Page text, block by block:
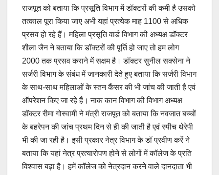
राजपूत को बताया कि प्रसूति विभाग में डॉक्टरों की कमी है उसको
तत्काल पूरा किया जाए अभी यहां प्रत्येक माह 1100 से अधिक
प्रसव हो रहे हैं। महिला प्रसूति वार्ड विभाग की अध्यक्ष डॉक्टर
शीला जैन ने बताया कि डॉक्टरों की पूर्ति हो जाए तो हम लोग
2000 तक प्रसव कराने में सक्षम है। डॉक्टर सुनील सक्सेना ने
सर्जरी विभाग के संबंध में जानकारी देते हुए बताया कि सर्जरी विभाग
के साथ-साथ महिलाओं के स्तन कैंसर की भी जांच की जाती है एवं
ऑपरेशन किए जा रहे हैं। नाक कान विभाग की विभाग अध्यक्ष
डॉक्टर रीमा गोस्वामी ने मंत्री राजपूत को बताया कि नवजात बच्चों
के बहरेपन की जांच प्रथम दिन से ही की जाती है एवं स्पीच थेरेपी
भी की जा रही है। इसी प्रकार नेत्र विभाग के डॉ प्रवीण करें ने
बताया कि यहां नेत्र प्रत्यारोपण होने से लोगों में कॉलेज के प्रति
विश्वास बढ़ा है। हमें कॉलेज को नेत्रदान करने वाले दानदाता भी